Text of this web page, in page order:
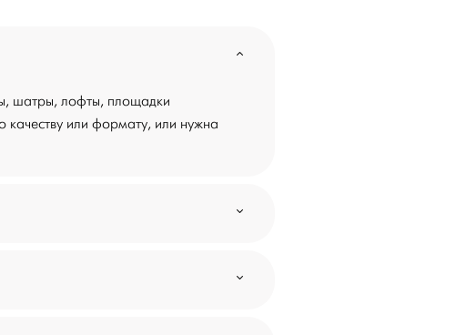
шатры, лофты, площадки
качеству или формату, или нужна